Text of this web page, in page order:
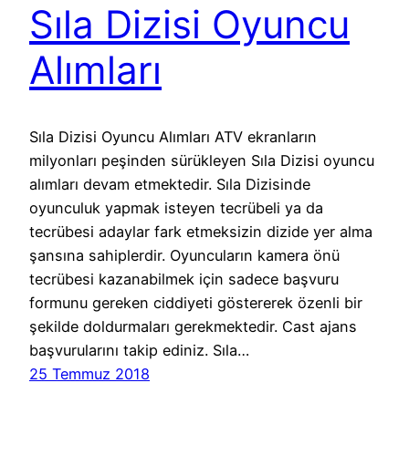
Sıla Dizisi Oyuncu
Alımları
Sıla Dizisi Oyuncu Alımları ATV ekranların
milyonları peşinden sürükleyen Sıla Dizisi oyuncu
alımları devam etmektedir. Sıla Dizisinde
oyunculuk yapmak isteyen tecrübeli ya da
tecrübesi adaylar fark etmeksizin dizide yer alma
şansına sahiplerdir. Oyuncuların kamera önü
tecrübesi kazanabilmek için sadece başvuru
formunu gereken ciddiyeti göstererek özenli bir
şekilde doldurmaları gerekmektedir. Cast ajans
başvurularını takip ediniz. Sıla…
25 Temmuz 2018